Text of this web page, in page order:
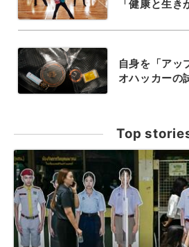
「健康と生き
自身を「アッ
オハッカーの
Top